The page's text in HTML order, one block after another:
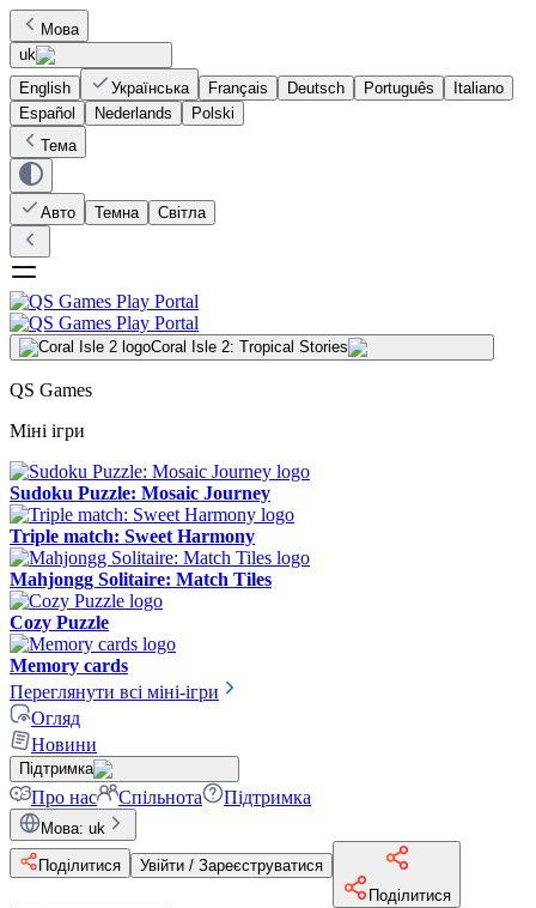
Мова
uk
English
Українська Français Deutsch Português
Italiano
Español
Nederlands
Polski
Тема
Авто Темна Світла
Coral Isle 2: Tropical Stories
QS Games
Міні ігри
Sudoku Puzzle: Mosaic Journey
Triple match: Sweet Harmony
Mahjongg Solitaire: Match Tiles
Cozy Puzzle
Memory cards
Переглянути всі міні-ігри
Огляд
Новини
Підтримка
Про нас Спільнота Підтримка
Мова: uk
Поділитися
Увійти / Зареєструватися
Поділитися